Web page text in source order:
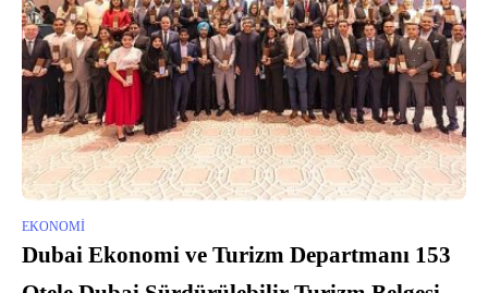
EKONOMI
Dubai Ekonomi ve Turizm Departmanı 153